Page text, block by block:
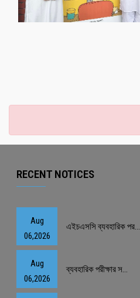
RECENT NOTICES
Aug
06,2026
এইচএসসি ব্যবহারিক পর...
Aug
06,2026
ব্যবহারিক পরীক্ষার স...